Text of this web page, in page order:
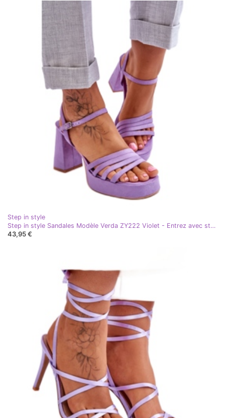
Step in style
Step in style Sandales Modèle Verda ZY222 Violet - Entrez avec style
43,95 €